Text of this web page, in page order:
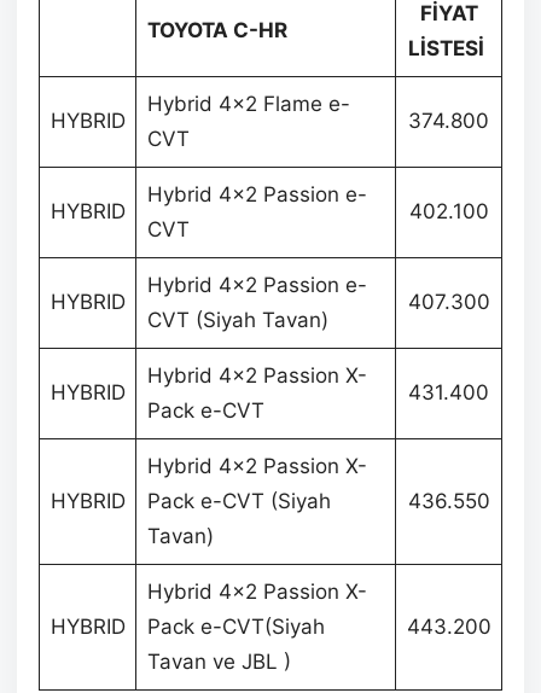
TOYOTA C-HR
FİYAT
LİSTESİ
HYBRID
Hybrid 4×2 Flame e-
CVT
374.800
HYBRID
Hybrid 4×2 Passion e-
CVT
402.100
HYBRID
Hybrid 4×2 Passion e-
CVT (Siyah Tavan)
407.300
HYBRID
Hybrid 4×2 Passion X-
Pack e-CVT
431.400
HYBRID
Hybrid 4×2 Passion X-
Pack e-CVT (Siyah
Tavan)
436.550
HYBRID
Hybrid 4×2 Passion X-
Pack e-CVT(Siyah
Tavan ve JBL )
443.200